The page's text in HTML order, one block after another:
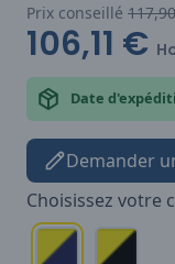
Prix conseillé
106,11 €
Date
Demander
Choisissez votre